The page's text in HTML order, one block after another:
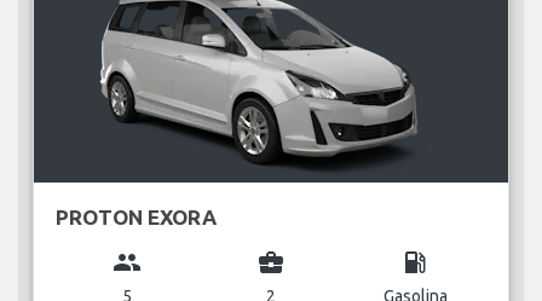
PROTON EXORA
group
5
business_center
2
local_gas_station
Gasolina